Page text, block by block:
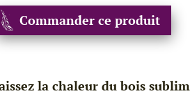
Commander ce produit
la chaleur du bois